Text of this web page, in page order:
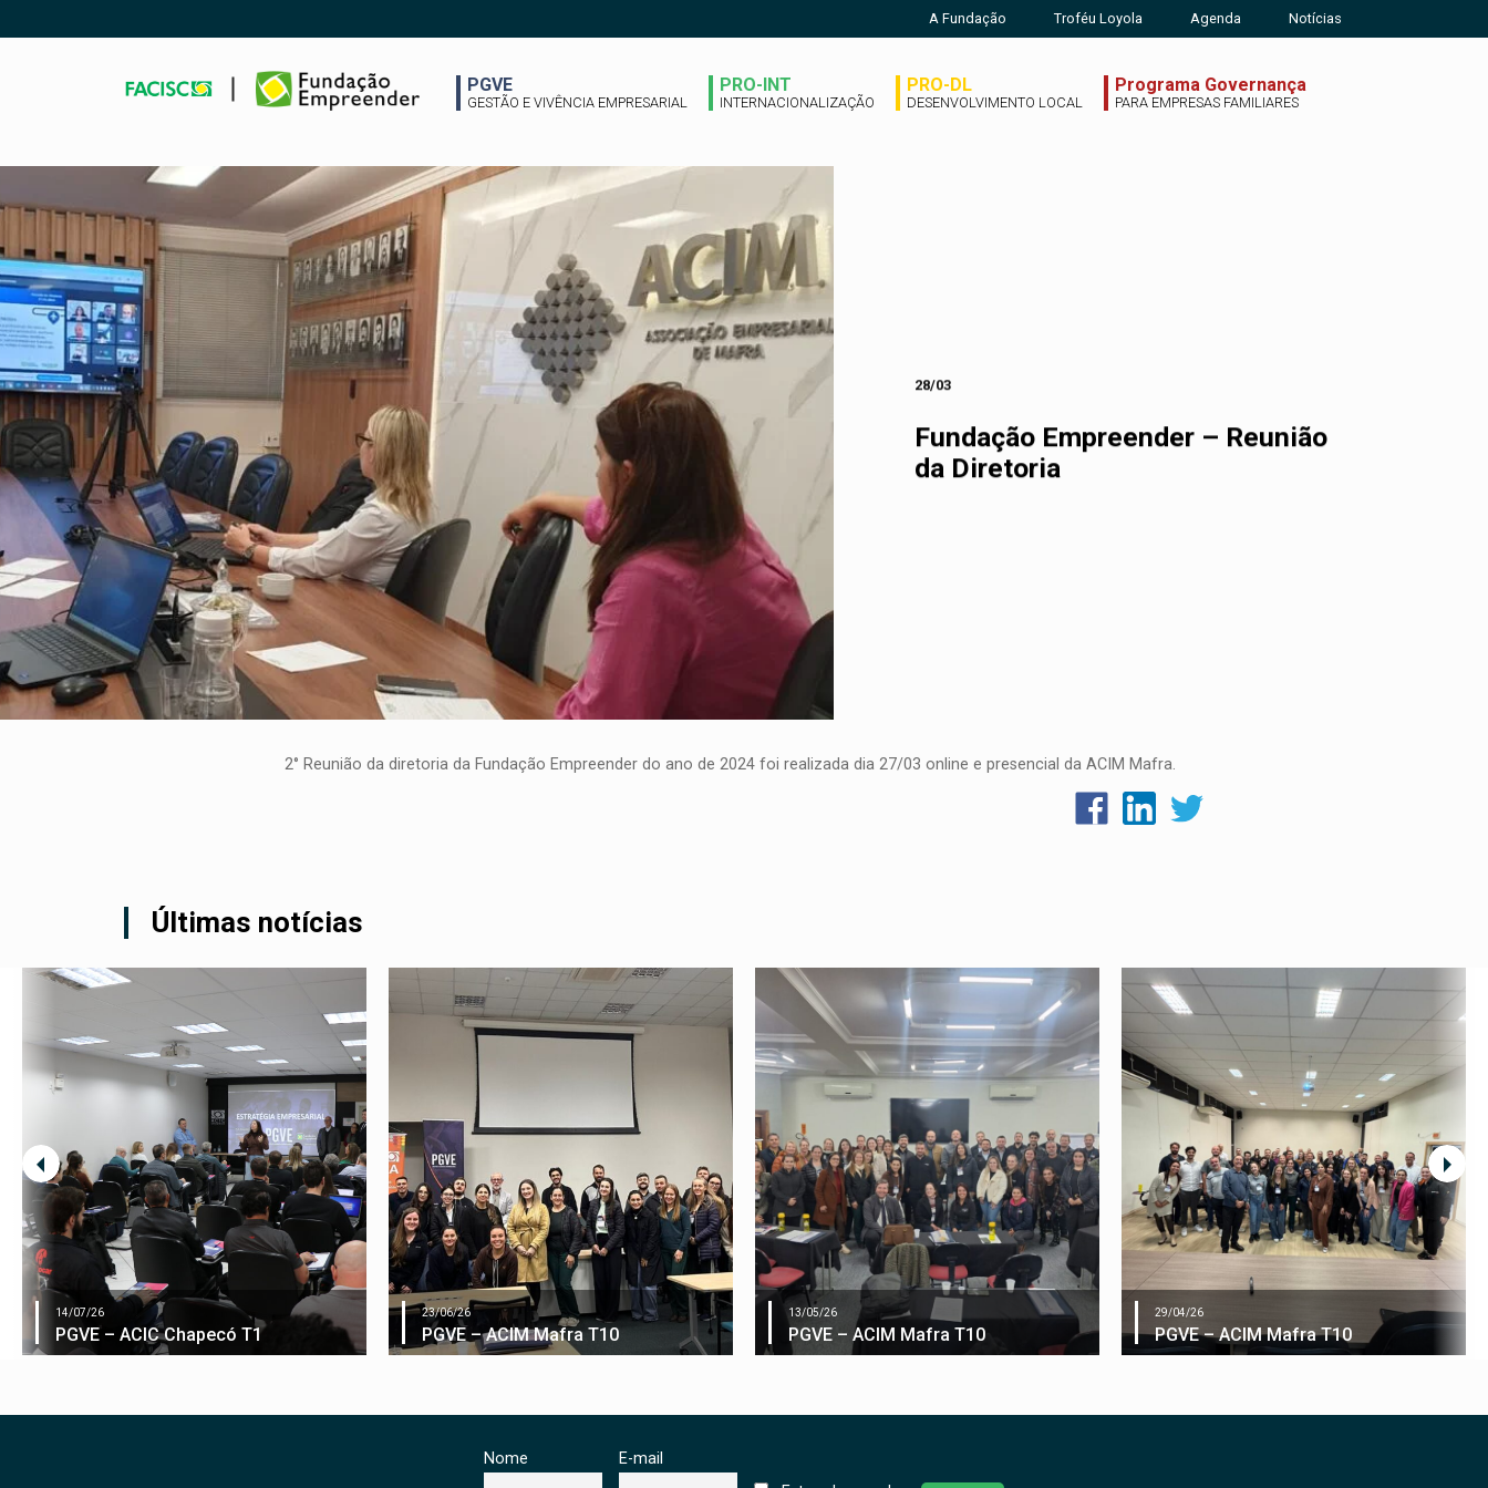
A Fundação Troféu Loyola Agenda Notícias
PGVE
GESTÃO E VIVÊNCIA EMPRESARIAL
PRO-INT
INTERNACIONALIZAÇÃO
PRO-DL
DESENVOLVIMENTO LOCAL
Programa Governança
PARA EMPRESAS FAMILIARES
28/03
Fundação Empreender – Reunião
da Diretoria
2° Reunião da diretoria da Fundação Empreender do ano de 2024 foi realizada dia 27/03 online e presencial da ACIM Mafra.
Últimas notícias
14/07/26
PGVE – ACIC Chapecó T1
23/06/26
PGVE – ACIM Mafra T10
13/05/26
PGVE – ACIM Mafra T10
29/04/26
PGVE – ACIM Mafra T10
Nome
E-mail